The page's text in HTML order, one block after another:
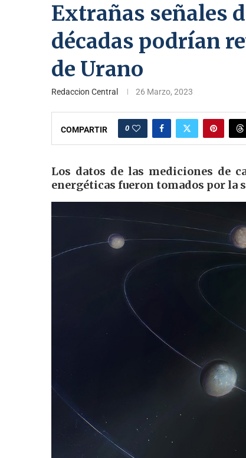
Extrañas señales
décadas podrían
de Urano
Redaccion Central 26 Marzo, 2023
COMPARTIR 0
Los datos de las mediciones de
energéticas fueron tomados por la